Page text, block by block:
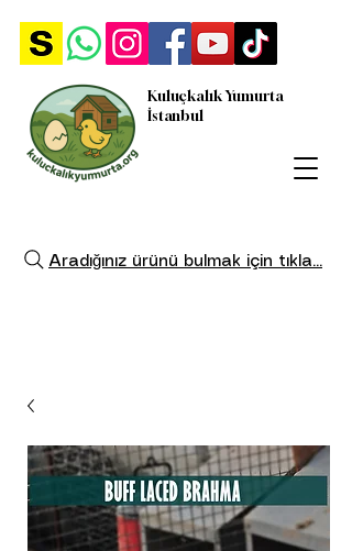
Kuluçkalık Yumurta
İstanbul
Aradığınız ürünü bulmak için tıkla...